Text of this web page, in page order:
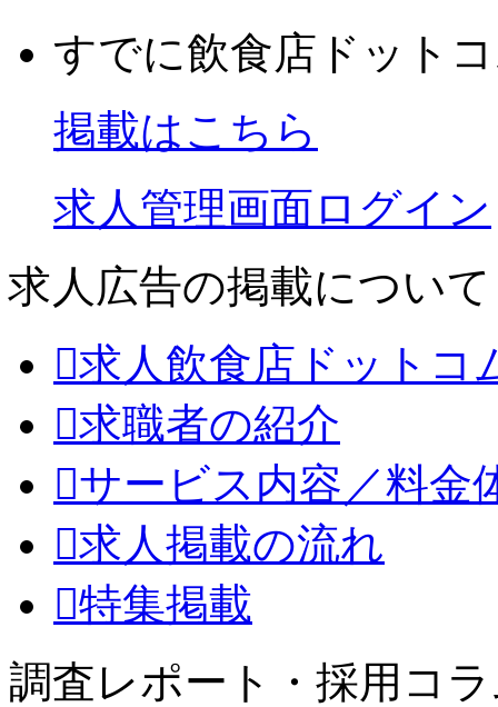
すでに飲食店ドット
掲載はこちら
求人管理画面ログイン
求人広告の掲載について
求人飲食店ドットコ
求職者の紹介
サービス内容／料金
求人掲載の流れ
特集掲載
調査レポート・採用コ